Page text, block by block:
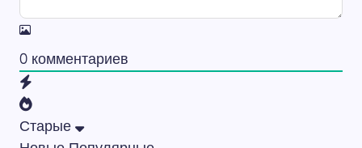
0комментариев
Старые